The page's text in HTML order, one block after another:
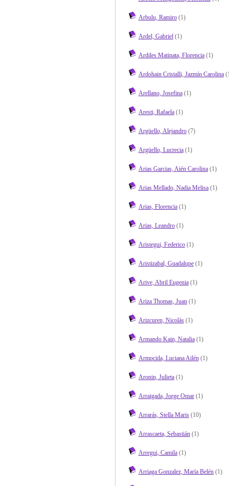
Arbulu, Ramiro(1)
Ardel, Gabriel(1)
Ardiles Matinata, Florencia(1)
Ardohain Cristalli, Jazmín Carolina
Arellano, Josefina(1)
Aresti, Rafaela(1)
Argüello, Alejandro(7)
Argüello, Lucrecia(1)
Arias Garcias, Aién Carolina(1)
Arias Mellado, Nadia Melisa(1)
Arias, Florencia(1)
Arias, Leandro(1)
Aristegui, Federico(1)
Aristizabal, Guadalupe(1)
Arive, Abril Eugenia(1)
Ariza Thomas, Juan(1)
Arizcuren, Nicolás(1)
Armando Kain, Natalia(1)
Armocida, Luciana Ailén(1)
Aronin, Julieta(1)
Arraigada, Jorge Omar(1)
Arrarás, Stella Maris(10)
Arrascaeta, Sebastián(1)
Arregui, Camila(1)
Arriaga Gonzalez, María Belén(1)